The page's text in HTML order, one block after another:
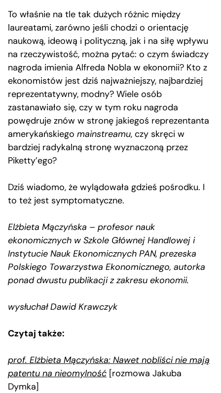
To właśnie na tle tak dużych różnic między
laureatami, zarówno jeśli chodzi o orientację
naukową, ideową i polityczną, jak i na siłę wpływu
na rzeczywistość, można pytać: o czym świadczy
nagroda imienia Alfreda Nobla w ekonomii? Kto z
ekonomistów jest dziś najważniejszy, najbardziej
reprezentatywny, modny? Wiele osób
zastanawiało się, czy w tym roku nagroda
powędruje znów w stronę jakiegoś reprezentanta
amerykańskiego mainstreamu, czy skręci w
bardziej radykalną stronę wyznaczoną przez
Piketty’ego?
Dziś wiadomo, że wylądowała gdzieś pośrodku. I
to też jest symptomatyczne.
Elżbieta Mączyńska – profesor nauk
ekonomicznych w Szkole Głównej Handlowej i
Instytucie Nauk Ekonomicznych PAN, prezeska
Polskiego Towarzystwa Ekonomicznego, autorka
ponad dwustu publikacji z zakresu ekonomii.
wysłuchał Dawid Krawczyk
Czytaj także:
prof. Elżbieta Mączyńska: Nawet nobliści nie mają
patentu na nieomylność [rozmowa Jakuba
Dymka]